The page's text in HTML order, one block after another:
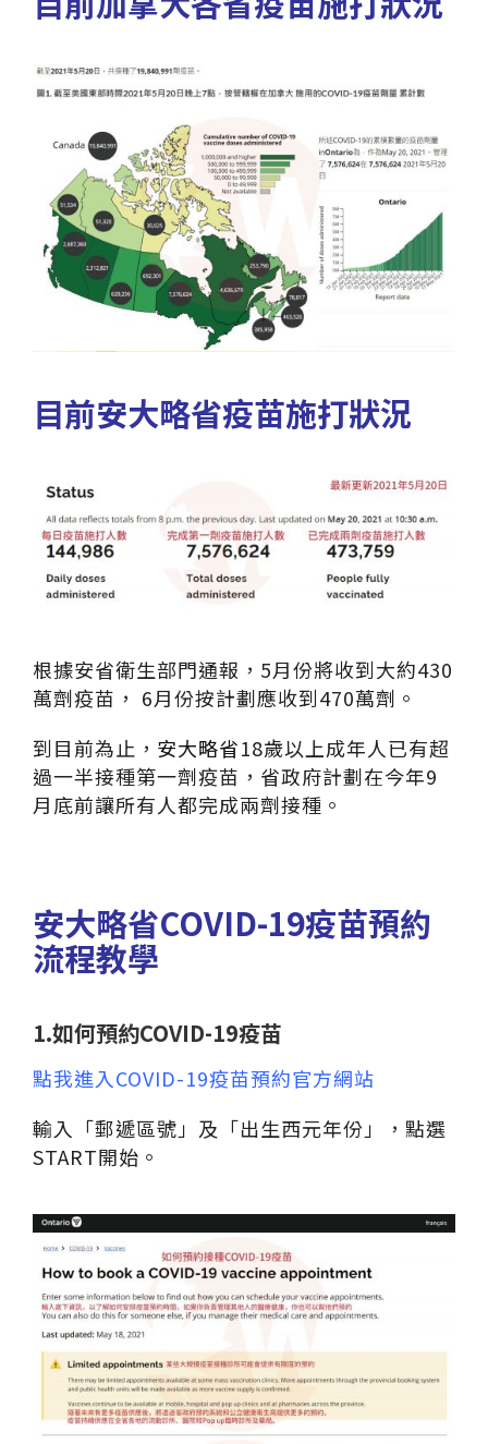
目前安大略省疫苗施打狀況
根據安省衛生部門通報，5月份將收到大約430
萬劑疫苗， 6月份按計劃應收到470萬劑。
到目前為止， 安大略省18歲以上成年人已有超
過一半接種第一劑疫苗，省政府計劃在今年9
月底前讓所有人都完成兩劑接種。
安大略省COVID-19疫苗預約
流程教學
1.如何預約COVID-19疫苗
點我進入COVID-19疫苗預約官方網站
輸入「郵遞區號」及「出生西元年份」，點選
START開始。